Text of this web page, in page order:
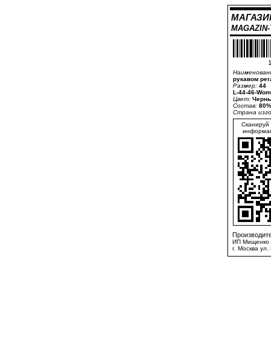
рукавом
Размер: 44
L-44-46-
Цвет:
Состав:
Страна
Сканируй
ИП Мищенко
г. Москва